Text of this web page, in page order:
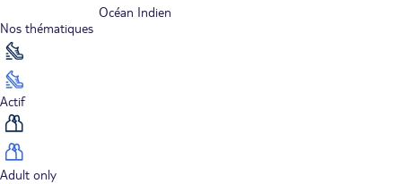
Océan Indien
Nos thématiques
Actif
Adult only